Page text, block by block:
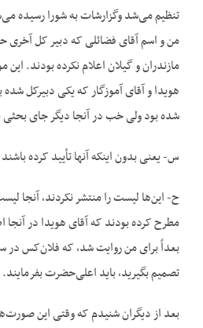
تنظیم می‌شد وگزارشات به شورا رسیده
من و اسم آقای فضائلی که دبیر کل آخری
مازندران و گیلان اعلام نکرده بودند.
هویدا و آقای آموزگار که یکی دبیرکل
شده بود ولی خب در آنجا دیگر جای بحثی
س- یعنی بدون اینکه آنها تأیید کرده
ح- این‌‌ها لیست را منتشر نکردند، آنجا
مطرح کرده بودند که آقای هویدا در
بعداً برای من روایت شد، که فلان‌کس
تصمیم بگیرید، باید اعلی‌حضرت بفرمایند.
بعد از دیگران شنیدم که وقتی این